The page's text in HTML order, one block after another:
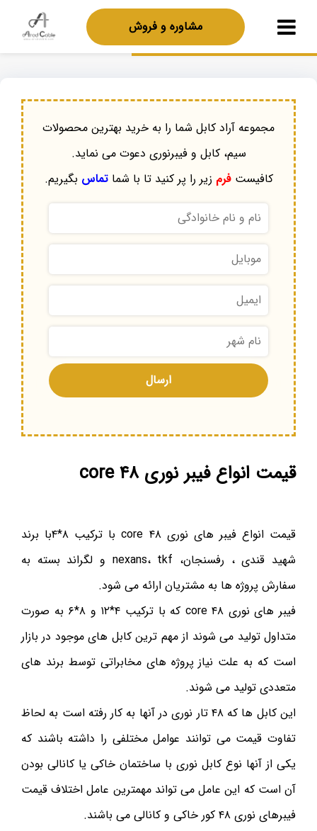
مشاوره و فروش
مجموعه آراد کابل شما را به خرید بهترین محصولات
سیم، کابل و فیبرنوری دعوت می نماید.
کافیستفرم زیر را پر کنید تا با شماتماس بگیریم.
قیمت انواع فیبر نوری ۴۸ core
قیمت انواع فیبر های نوری ۴۸ core با ترکیب ۸*۴با برند
شهید قندی ، رفسنجان، nexans، tkf و لگراند بسته به
سفارش پروژه ها به مشتریان ارائه می شود.
فیبر های نوری ۴۸ core که با ترکیب ۴*۱۲ و ۸*۶ به صورت
متداول تولید می شوند از مهم ترین کابل های موجود در بازار
است که به علت نیاز پروژه های مخابراتی توسط برند های
متعددی تولید می شوند.
این کابل ها که ۴۸ تار نوری در آنها به کار رفته است به لحاظ
تفاوت قیمت می توانند عوامل مختلفی را داشته باشند که
یکی از آنها نوع کابل نوری با ساختمان خاکی یا کانالی بودن
آن است که این عامل می تواند مهمترین عامل اختلاف قیمت
فیبرهای نوری ۴۸ کور خاکی و کانالی می باشند.